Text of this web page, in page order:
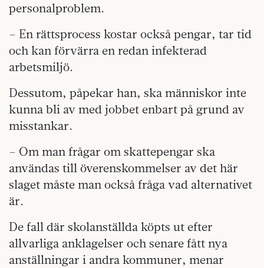
personalproblem.
– En rättsprocess kostar också pengar, tar tid
och kan förvärra en redan infekterad
arbetsmiljö.
Dessutom, påpekar han, ska människor inte
kunna bli av med jobbet enbart på grund av
misstankar.
– Om man frågar om skattepengar ska
användas till överenskommelser av det här
slaget måste man också fråga vad alternativet
är.
De fall där skolanställda köpts ut efter
allvarliga anklagelser och senare fått nya
anställningar i andra kommuner, menar